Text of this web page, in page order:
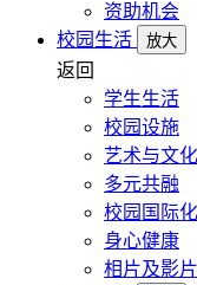
资助机会
校园生活
放大
返回
学生生活
校园设施
艺术与文化
多元共融
校园国际化
身心健康
相片及影片